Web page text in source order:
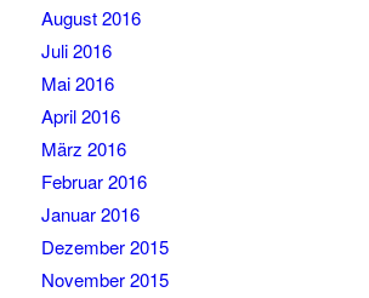
August 2016
Juli 2016
Mai 2016
April 2016
März 2016
Februar 2016
Januar 2016
Dezember 2015
November 2015